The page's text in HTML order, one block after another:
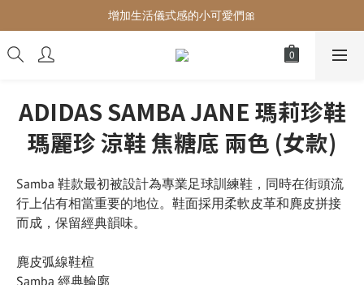
增加生活儀式感的小可愛們🎀
增加生活儀式感的小可愛們🎀
最後現貨‼️這價格不需要再解釋🔥
ADIDAS SAMBA JANE 瑪莉珍鞋
瑪麗珍 涼鞋 焦糖底 兩色 (女款)
Samba 鞋款最初被設計為專業足球訓練鞋，同時在街頭流
行上佔有相當重要的地位。鞋面採用柔軟皮革和麂皮拼接
而成，保留經典韻味。
麂皮弧線鞋楦
Samba 經典輪廓